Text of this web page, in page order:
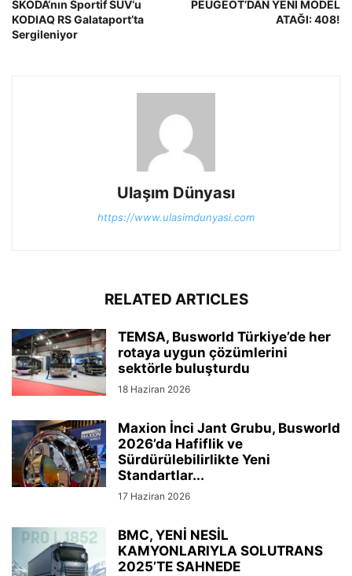
ŠKODA‘nın Sportif SUV‘u
KODIAQ RS Galataport’ta
Sergileniyor
PEUGEOT’DAN YENİ MODEL
ATAĞI: 408!
Ulaşım Dünyası
https://www.ulasimdunyasi.com
RELATED ARTICLES
TEMSA, Busworld Türkiye’de her
rotaya uygun çözümlerini
sektörle buluşturdu
18 Haziran 2026
Maxion İnci Jant Grubu, Busworld
2026’da Hafiflik ve
Sürdürülebilirlikte Yeni
Standartlar...
17 Haziran 2026
BMC, YENİ NESİL
KAMYONLARIYLA SOLUTRANS
2025’TE SAHNEDE